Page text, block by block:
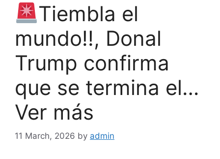
Tiembla el
mundo!!, Donal
Trump confirma
que se termina el…
Ver más
11 March, 2026 by admin